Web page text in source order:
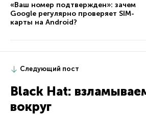
«Ваш номер подтвержден»: зачем
Google регулярно проверяет SIM-
карты на Android?
Следующий пост
Black Hat:
вокруг